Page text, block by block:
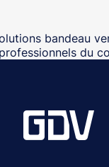
bandeau
du